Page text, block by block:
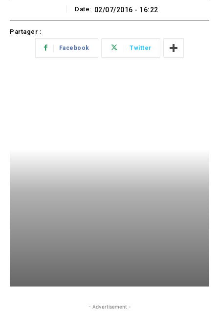
Date: 02/07/2016 - 16:22
Partager :
Facebook Twitter
- Advertisement -